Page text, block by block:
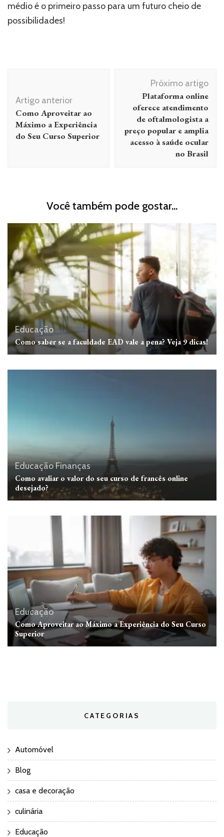
médio é o primeiro passo para um futuro cheio de
possibilidades!
post
Artigo anterior
Como Aproveitar ao
Máximo a Experiência
do Seu Curso Superior
Próximo artigo
Plataforma online
oferece atendimento
de oftalmologista a
preço popular e amplia
acesso à saúde ocular
no Brasil
Você também pode gostar...
Educação
Como saber se a faculdade EAD vale a pena? Veja 9 dicas!
EducaçãoFinanças
Como avaliar o valor do seu curso de francês online
desejado?
Educação
Como Aproveitar ao Máximo a Experiência do Seu Curso
Superior
CATEGORIAS
Automóvel
Blog
casa e decoração
culinária
Educação